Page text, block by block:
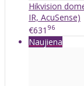
Hikvision
IR, AcuSense)
€631 96
Naujiena